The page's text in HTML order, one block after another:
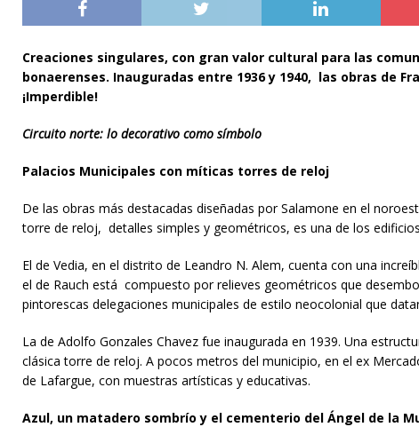
Creaciones singulares, con gran valor cultural para las
bonaerenses. Inauguradas entre 1936 y 1940, las obras de
¡Imperdible!
Circuito norte: lo decorativo como símbolo
Palacios Municipales con míticas torres de reloj
De las obras más destacadas diseñadas por Salamone en el
torre de reloj, detalles simples y geométricos, es una de los
El de Vedia, en el distrito de Leandro N. Alem, cuenta con una
el de Rauch está compuesto por relieves geométricos que
pintorescas delegaciones municipales de estilo neocolonial que
La de Adolfo Gonzales Chavez fue inaugurada en 1939. Una
clásica torre de reloj. A pocos metros del municipio, en el ex
de Lafargue, con muestras artísticas y educativas.
Azul, un matadero sombrío y el cementerio del Ángel de la